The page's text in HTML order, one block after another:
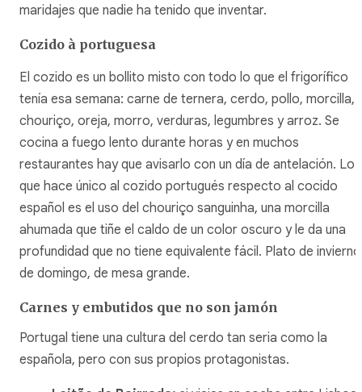
maridajes que nadie ha tenido que inventar.
Cozido à portuguesa
El cozido es un bollito misto con todo lo que el frigorífico
tenía esa semana: carne de ternera, cerdo, pollo, morcilla,
chouriço, oreja, morro, verduras, legumbres y arroz. Se
cocina a fuego lento durante horas y en muchos
restaurantes hay que avisarlo con un día de antelación. Lo
que hace único al cozido portugués respecto al cocido
español es el uso del chouriço sanguinha, una morcilla
ahumada que tiñe el caldo de un color oscuro y le da una
profundidad que no tiene equivalente fácil. Plato de
de domingo, de mesa grande.
Carnes y embutidos que no son jamón
Portugal tiene una cultura del cerdo tan seria como la
española, pero con sus propios protagonistas.